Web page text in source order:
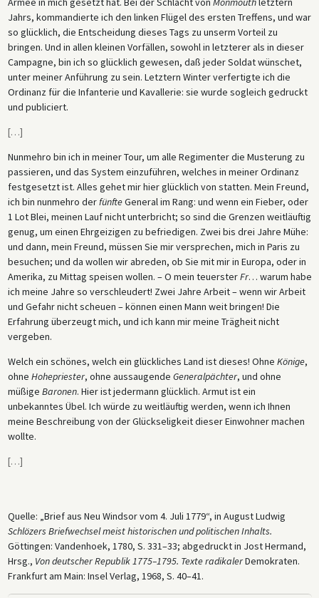
Jahrs, kommandierte ich den linken Flügel des ersten Treffens, und war
so glücklich, die Entscheidung dieses Tags zu unserm Vorteil zu
bringen. Und in allen kleinen Vorfällen, sowohl in letzterer als in dieser
Campagne, bin ich so glücklich gewesen, daß jeder Soldat wünschet,
unter meiner Anführung zu sein. Letztern Winter verfertigte ich die
Ordinanz für die Infanterie und Kavallerie: sie wurde sogleich gedruckt
und publiciert.
[…]
Nunmehro bin ich in meiner Tour, um alle Regimenter die Musterung zu
passieren, und das System einzuführen, welches in meiner Ordinanz
festgesetzt ist. Alles gehet mir hier glücklich von statten. Mein Freund,
ich bin nunmehro derfünfteGeneral im Rang: und wenn ein Fieber, oder
1 Lot Blei, meinen Lauf nicht unterbricht; so sind die Grenzen weitläuftig
genug, um einen Ehrgeizigen zu befriedigen. Zwei bis drei Jahre Mühe:
und dann, mein Freund, müssen Sie mir versprechen, mich in Paris zu
besuchen; und da wollen wir abreden, ob Sie mit mir in Europa, oder in
Amerika, zu Mittag speisen wollen. – O mein teuersterFr… warum habe
ich meine Jahre so verschleudert! Zwei Jahre Arbeit – wenn wir Arbeit
und Gefahr nicht scheuen – können einen Mann weit bringen! Die
Erfahrung überzeugt mich, und ich kann mir meine Trägheit nicht
vergeben.
Welch ein schönes, welch ein glückliches Land ist dieses! Ohne Könige,
ohne Hohepriester, ohne aussaugende Generalpächter, und ohne
müßige Baronen. Hier ist jedermann glücklich. Armut ist ein
unbekanntes Übel. Ich würde zu weitläuftig werden, wenn ich Ihnen
meine Beschreibung von der Glückseligkeit dieser Einwohner machen
wollte.
[…]
Quelle: „Brief aus Neu Windsor vom 4. Juli 1779“, in August Ludwig
Schlözers Briefwechsel meist historischen und politischen Inhalts.
Göttingen: Vandenhoek, 1780, S. 331–33; abgedruckt in Jost Hermand,
Hrsg., Von deutscher Republik 1775–1795. Texte radikalerDemokraten.
Frankfurt am Main: Insel Verlag, 1968, S. 40–41.